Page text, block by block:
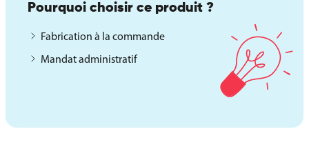
Pour assurer une présentation stable et personnalisée, le drapeau
de table de la Guinée-Bissau peut être complété par différents
socles en bois verni. Ces supports de qualité permettent d’exposer
un ou plusieurs drapeaux selon vos besoins.
Socle 1 trou : idéal pour un drapeau individuel sur un bureau ou
Socle 2 trous : parfait pour associer deux drapeaux (par exemple
Pourquoi choisir ce produit ?
Fabrication à la commande
Mandat administratif